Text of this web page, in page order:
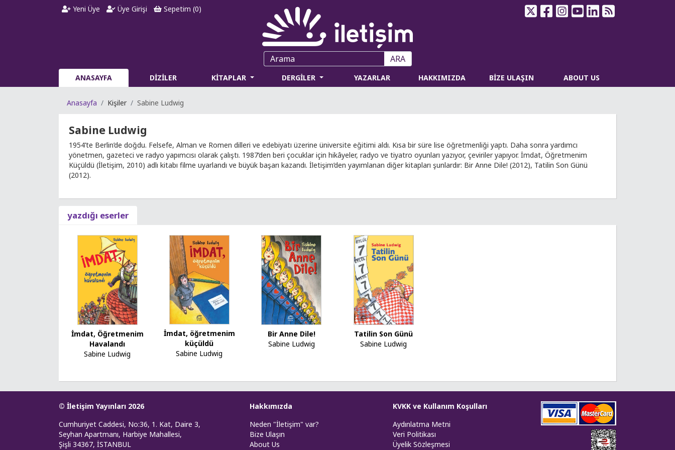
Yeni Üye Üye Girişi Sepetim (0)
ARA
ANASAYFA DİZİLER KİTAPLAR DERGİLER YAZARLAR HAKKIMIZDA BİZE ULAŞIN ABOUT US
Anasayfa Kişiler Sabine Ludwig
Sabine Ludwig
1954’te Berlin’de doğdu. Felsefe, Alman ve Romen dilleri ve edebiyatı üzerine üniversite eğitimi aldı. Kısa bir süre lise öğretmenliği yaptı. Daha sonra yardımcı
yönetmen, gazeteci ve radyo yapımcısı olarak çalıştı. 1987’den beri çocuklar için hikâyeler, radyo ve tiyatro oyunları yazıyor, çeviriler yapıyor. İmdat, Öğretmenim
Küçüldü (İletişim, 2010) adlı kitabı filme uyarlandı ve büyük başarı kazandı. İletişim’den yayımlanan diğer kitapları şunlardır: Bir Anne Dile! (2012), Tatilin Son Günü
(2012).
yazdığı eserler
İmdat, Öğretmenim
Havalandı
Sabine Ludwig
İmdat, öğretmenim
küçüldü
Sabine Ludwig
Bir Anne Dile!
Sabine Ludwig
Tatilin Son Günü
Sabine Ludwig
© İletişim Yayınları 2026
Cumhuriyet Caddesi, No:36, 1. Kat, Daire 3,
Seyhan Apartmanı, Harbiye Mahallesi,
Şişli 34367, İSTANBUL
Hakkımızda
Neden "İletişim" var?
Bize Ulaşın
About Us
KVKK ve Kullanım Koşulları
Aydınlatma Metni
Veri Politikası
Üyelik Sözleşmesi